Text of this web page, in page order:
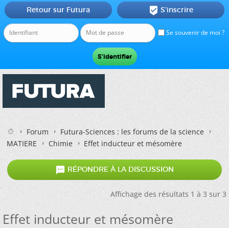
Se souvenir de moi ?
Retour sur Futura  S'inscrire
Forum
Futura-Sciences : les forums de la science
MATIERE
Chimie Effet inducteur et mésomère
 RÉPONDRE À LA DISCUSSION
Affichage des résultats 1 à 3 sur 3
Effet inducteur et mésomère